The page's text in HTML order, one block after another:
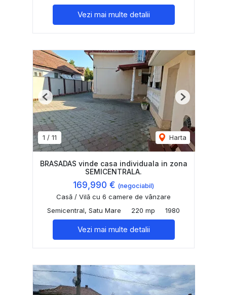
Vezi mai multe detalii
1 / 11 Harta
Previous Next
BRASADAS vinde casa individuala in zona
SEMICENTRALA.
169,990 € (negociabil)
Casă / Vilă cu 6 camere de vânzare
Semicentral, Satu Mare
220 mp 1980
Vezi mai multe detalii